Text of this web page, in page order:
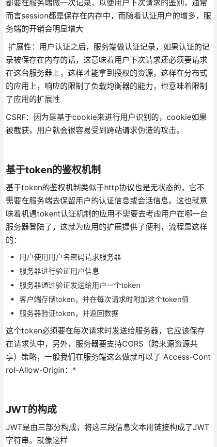
都要在服务端做一次记录，以便用户下次请求的鉴别，通常
而言session都是保存在内存中，而随着认证用户的增多，服
务端的开销会明显增大
扩展性：用户认证之后，服务端做认证记录，如果认证的记
录被保存在内存的话，这意味着用户下次请求还必须要请求
在这台服务器上，这样才能拿到授权的资源，这样在分布式
的应用上，响应的限制了负载均衡器的能力，也意味着限制
了应用的扩展性
CSRF：因为是基于cookie来进行用户识别的，cookie如果
被截获，用户就会很容易受到跨站请求伪造的攻击。
基于token的鉴权机制
基于token的鉴权机制类似于http协议也是无状态的，它不
需要在服务端去保留用户的认证信息或会话信息。这也就意
味着机遇tokent认证机制的应用不需要去考虑用户在哪一台
服务器登陆了，这就为应用的扩展提供了便利，流程是这样
的：
用户使用用户名密码请求服务器
服务器进行验证用户信息
服务器通过验证发送给用户一个token
客户端存储token，并在每次请求时附加这个token值
服务器验证token，并返回数据
这个token必须要在每次请求时发送给服务器，它应该保存
在请求头中，另外，服务器要支持CORS（跨来源资源共
享）策略，一般我们在服务端这么做就可以了 Access-Cont
rol-Allow-Origin：*
JWT的构成
JWT是由三部分构成，将这三段信息文本用链接构成了JWT
字符串。就像这样